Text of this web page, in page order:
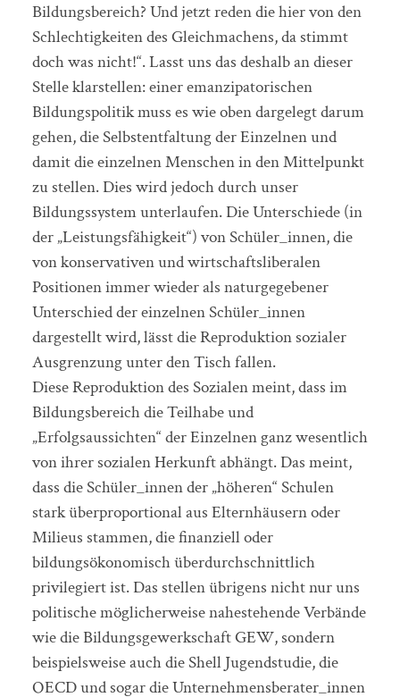
Bildungsbereich? Und jetzt reden die hier von den
Schlechtigkeiten des Gleichmachens, da stimmt
doch was nicht!“. Lasst uns das deshalb an dieser
Stelle klarstellen: einer emanzipatorischen
Bildungspolitik muss es wie oben dargelegt darum
gehen, die Selbstentfaltung der Einzelnen und
damit die einzelnen Menschen in den Mittelpunkt
zu stellen. Dies wird jedoch durch unser
Bildungssystem unterlaufen. Die Unterschiede (in
der „Leistungsfähigkeit“) von Schüler_innen, die
von konservativen und wirtschaftsliberalen
Positionen immer wieder als naturgegebener
Unterschied der einzelnen Schüler_innen
dargestellt wird, lässt die Reproduktion sozialer
Ausgrenzung unter den Tisch fallen.
Diese Reproduktion des Sozialen meint, dass im
Bildungsbereich die Teilhabe und
„Erfolgsaussichten“ der Einzelnen ganz wesentlich
von ihrer sozialen Herkunft abhängt. Das meint,
dass die Schüler_innen der „höheren“ Schulen
stark überproportional aus Elternhäusern oder
Milieus stammen, die finanziell oder
bildungsökonomisch überdurchschnittlich
privilegiert ist. Das stellen übrigens nicht nur uns
politische möglicherweise nahestehende Verbände
wie die Bildungsgewerkschaft GEW, sondern
beispielsweise auch die Shell Jugendstudie, die
OECD und sogar die Unternehmensberater_innen